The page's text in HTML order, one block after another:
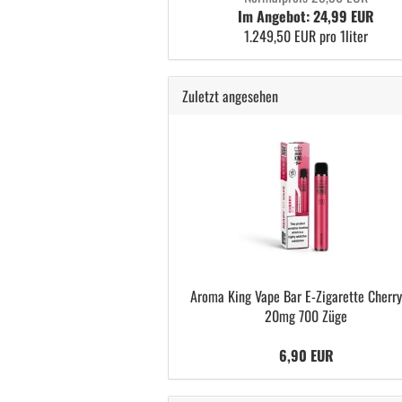
Im Angebot: 24,99 EUR
1.249,50 EUR pro 1liter
Zuletzt angesehen
Aroma King Vape Bar E-Zigarette
20mg 700 Züge
6,90 EUR